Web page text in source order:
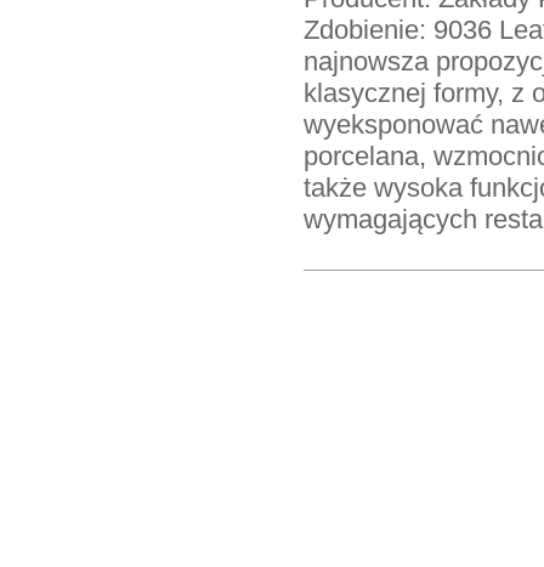
Zdobienie: 9036
najnowsza
klasycznej formy, z
wyeksponować
porcelana,
także wysoka
wymagających